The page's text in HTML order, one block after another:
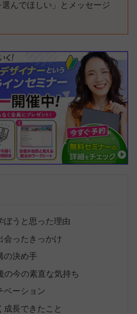
んでほしい」とメッセージ
ぼうと思った理由
会ったきっかけ
の決め手
の今の素直な気持ち
ベーション
成長できたこと